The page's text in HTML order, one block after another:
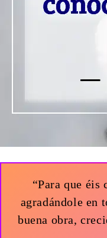
“Para que éis
agradándole en
buena obra,